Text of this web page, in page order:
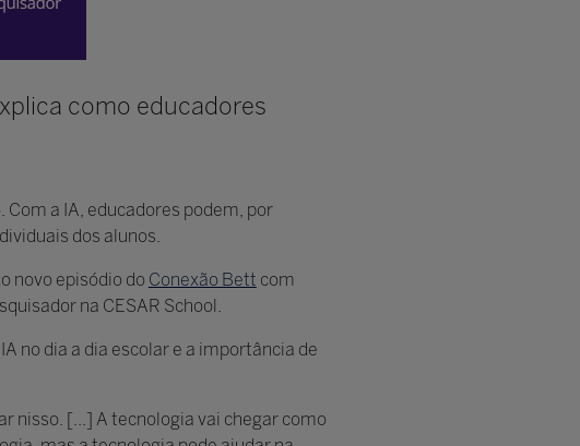
como educadores
. Com a IA, educadores podem, por
dos alunos.
novo episódio do Conexão Bett com
na CESAR School.
no dia a dia escolar e a importância de
nisso. [...] A tecnologia vai chegar como